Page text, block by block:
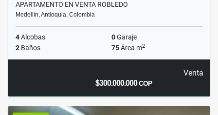
APARTAMENTO EN VENTA ROBLEDO
Medellín, Antioquia, Colombia
4Alcobas 0Garaje
2 Baños 75Área m2
Venta
$300.000.000COP